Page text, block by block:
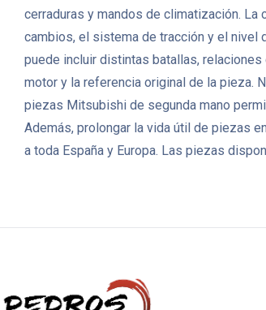
cerraduras y mandos de climatización.
cambios, el sistema de tracción y el nivel
puede incluir distintas batallas,
motor y la referencia original de la pieza.
piezas Mitsubishi de segunda mano
Además, prolongar la vida útil de piezas
a toda España y Europa. Las piezas